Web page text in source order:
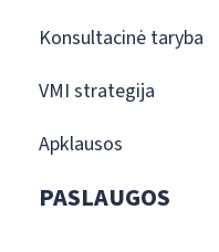
Konsultacinė taryba
VMI strategija
Apklausos
PASLAUGOS